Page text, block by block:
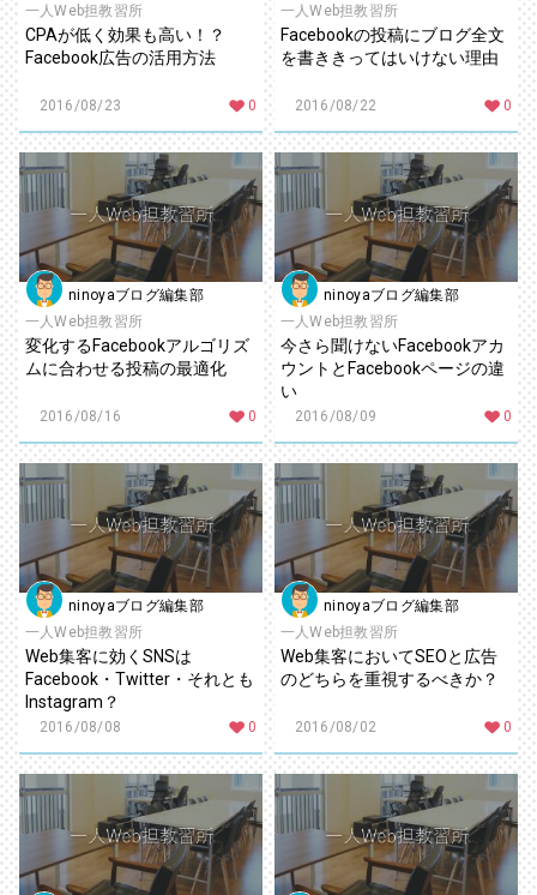
2016/08/23
一人Web担教習所
CPAが低く効果も高い！？
Facebook広告の活用方法
0 2016/08/22
一人Web担教習所
Facebookの投稿にブログ全文
を書ききってはいけない理由
0
ninoyaブログ編集部
2016/08/16
一人Web担教習所
変化するFacebookアルゴリズ
ムに合わせる投稿の最適化
0
ninoyaブログ編集部
2016/08/09
一人Web担教習所
今さら聞けないFacebookアカ
ウントとFacebookページの違
い
0
ninoyaブログ編集部
2016/08/08
一人Web担教習所
Web集客に効くSNSは
Facebook・Twitter・それとも
Instagram？
0
ninoyaブログ編集部
2016/08/02
一人Web担教習所
Web集客においてSEOと広告
のどちらを重視するべきか？
0